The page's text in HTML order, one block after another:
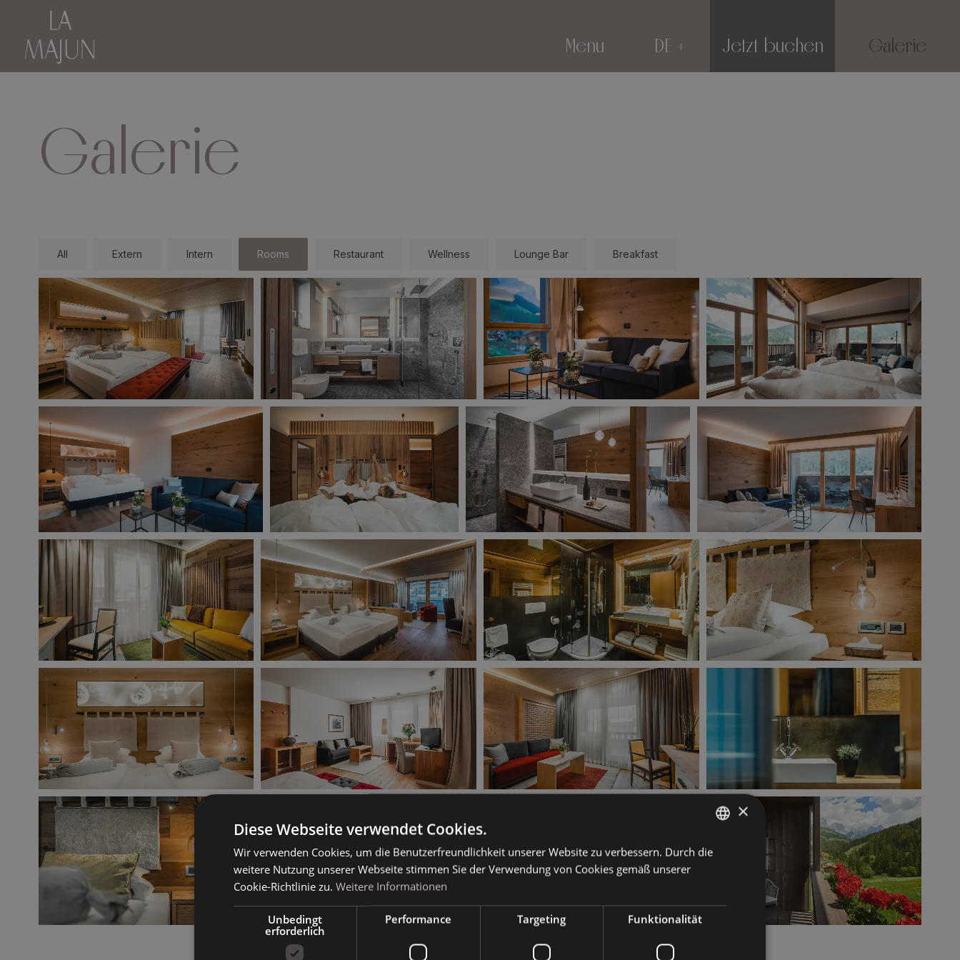
Menu DE Jetzt buchen Galerie
Galerie
All Extern Intern Rooms Restaurant Wellness Lounge Bar Breakfast
ITALIAN
×
Diese Webseite verwendet Cookies.
Wir verwenden Cookies, um die Benutzerfreundlichkeit unserer Website zu verbessern. Durch die
weitere Nutzung unserer Webseite stimmen Sie der Verwendung von Cookies gemäß unserer
Cookie-Richtlinie zu. Weitere Informationen
Unbedingt
erforderlich
Performance Targeting Funktionalität